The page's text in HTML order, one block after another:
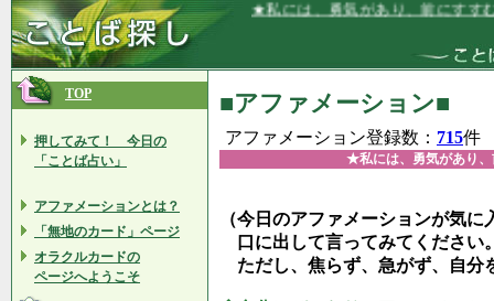
★私には、勇気があり、前にすすむこと
TOP
押してみて！ 今日の
「ことば占い」
アファメーションとは？
「無地のカード」ページ
オラクルカードの
ページへようこそ
■アファメーション■
アファメーション登録数： 715件
★私には、勇気があり
（今日のアファメーションが気
口に出して言ってみてください
ただし、焦らず、急がず、自分